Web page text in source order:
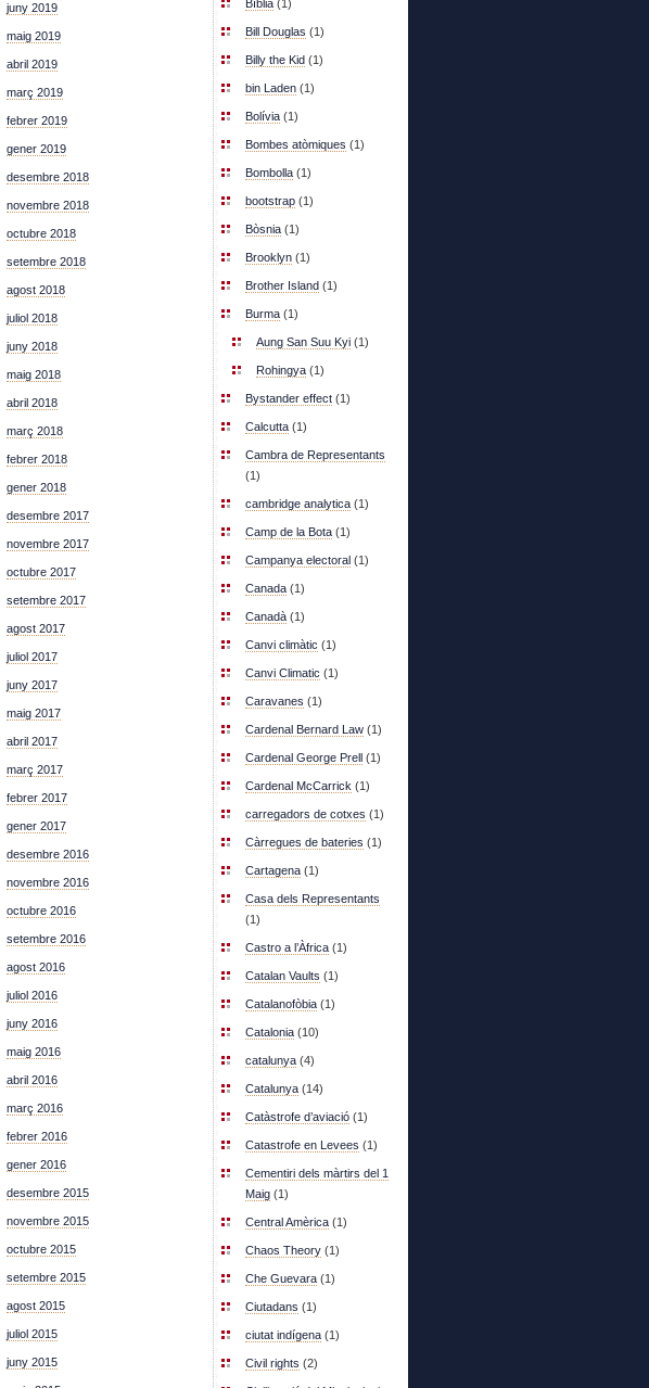
juny 2019
maig 2019
abril 2019
març 2019
febrer 2019
gener 2019
desembre 2018
novembre 2018
octubre 2018
setembre 2018
agost 2018
juliol 2018
juny 2018
maig 2018
abril 2018
març 2018
febrer 2018
gener 2018
desembre 2017
novembre 2017
octubre 2017
setembre 2017
agost 2017
juliol 2017
juny 2017
maig 2017
abril 2017
març 2017
febrer 2017
gener 2017
desembre 2016
novembre 2016
octubre 2016
setembre 2016
agost 2016
juliol 2016
juny 2016
maig 2016
abril 2016
març 2016
febrer 2016
gener 2016
desembre 2015
novembre 2015
octubre 2015
setembre 2015
agost 2015
juliol 2015
juny 2015
Bíblia (1)
Bill Douglas (1)
Billy the Kid (1)
bin Laden (1)
Bolívia (1)
Bombes atòmiques (1)
Bombolla (1)
bootstrap (1)
Bòsnia (1)
Brooklyn (1)
Brother Island (1)
Burma (1)
Aung San Suu Kyi (1)
Rohingya (1)
Bystander effect (1)
Calcutta (1)
Cambra de Representants
(1)
cambridge analytica (1)
Camp de la Bota (1)
Campanya electoral (1)
Canada (1)
Canadà (1)
Canvi climàtic (1)
Canvi Climatic (1)
Caravanes (1)
Cardenal Bernard Law (1)
Cardenal George Prell (1)
Cardenal McCarrick (1)
carregadors de cotxes (1)
Càrregues de bateries (1)
Cartagena (1)
Casa dels Representants
(1)
Castro a l’Àfrica (1)
Catalan Vaults (1)
Catalanofòbia (1)
Catalonia (10)
catalunya (4)
Catalunya (14)
Catàstrofe d’aviació (1)
Catastrofe en Levees (1)
Cementiri dels màrtirs del 1
Maig (1)
Central Amèrica (1)
Chaos Theory (1)
Che Guevara (1)
Ciutadans (1)
ciutat indígena (1)
Civil rights (2)